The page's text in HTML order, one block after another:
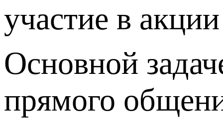
участие в
Основной
прямого